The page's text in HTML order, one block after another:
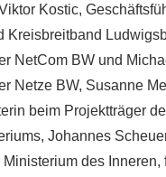
Kostic,
Kreisbreitband
NetCom BW und
Netze BW, Susanne
beim Projektträger
Johannes
des Inneren,